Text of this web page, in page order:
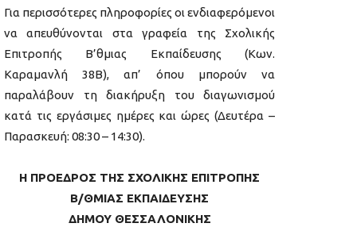
Για περισσότερες πληροφορίες οι ενδιαφερόμενοι
να απευθύνονται στα γραφεία της Σχολικής
Επιτροπής Β’θμιας Εκπαίδευσης (Κων.
Καραμανλή 38Β), απ’ όπου μπορούν να
παραλάβουν τη διακήρυξη του διαγωνισμού
κατά τις εργάσιμες ημέρες και ώρες (Δευτέρα –
Παρασκευή: 08:30 – 14:30).
Η ΠΡΟΕΔΡΟΣ ΤΗΣ ΣΧΟΛΙΚΗΣ ΕΠΙΤΡΟΠΗΣ
Β/ΘΜΙΑΣ ΕΚΠΑΙΔΕΥΣΗΣ
ΔΗΜΟΥ ΘΕΣΣΑΛΟΝΙΚΗΣ